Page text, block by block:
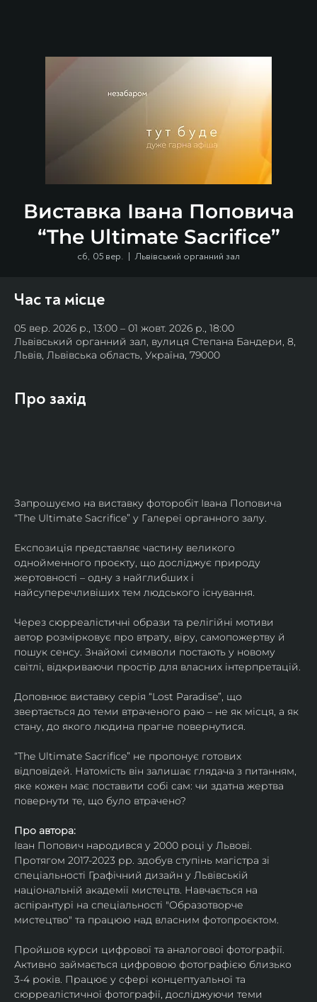
Виставка Івана Поповича
“The Ultimate Sacrifice”
сб, 05 вер.
  |
Львівський органний зал
Час та місце
05 вер. 2026 р., 13:00 – 01 жовт. 2026 р., 18:00
Львівський органний зал, вулиця Степана Бандери, 8,
Львів, Львівська область, Україна, 79000
Про захід
Запрошуємо на виставку фоторобіт Івана Поповича
“The Ultimate Sacrifice” у Галереї органного залу.
Експозиція представляє частину великого
однойменного проєкту, що досліджує природу
жертовності – одну з найглибших і
найсуперечливіших тем людського існування.
Через сюрреалістичні образи та релігійні мотиви
автор розмірковує про втрату, віру, самопожертву й
пошук сенсу. Знайомі символи постають у новому
світлі, відкриваючи простір для власних інтерпретацій.
Доповнює виставку серія “Lost Paradise”, що
звертається до теми втраченого раю – не як місця, а як
стану, до якого людина прагне повернутися.
“The Ultimate Sacrifice” не пропонує готових
відповідей. Натомість він залишає глядача з питанням,
яке кожен має поставити собі сам: чи здатна жертва
повернути те, що було втрачено?
Про автора:
Іван Попович народився у 2000 році у Львові.
Протягом 2017-2023 рр. здобув ступінь магістра зі
спеціальності Графічний дизайн у Львівській
національній академії мистецтв. Навчається на
аспірантурі на спеціальності "Образотворче
мистецтво" та працюю над власним фотопроєктом.
Пройшов курси цифрової та аналогової фотографії.
Активно займається цифровою фотографією близько
3-4 років. Працює у сфері концептуальної та
сюрреалістичної фотографії, досліджуючи теми